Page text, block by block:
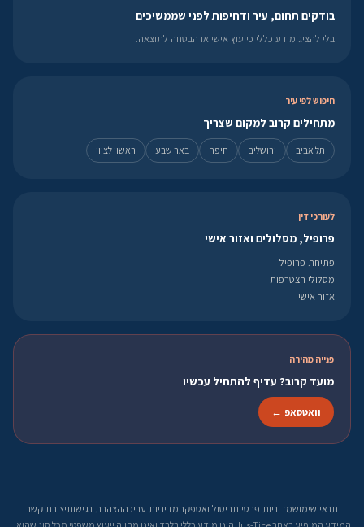
בודקים תחום, עיר ודחיפות לפני שממשיכים
בלי להציג מידע כללי כייעוץ אישי או הבטחה לתוצאה.
חיפוש לפי עיר
מתחילים קרוב למקום שצריך
תל אביב ירושלים חיפה באר שבע ראשון לציון
לעורכי דין
פרופיל, מסלולים ואזור אישי
פתיחת פרופיל
מסלולי הצטרפות
אזור אישי
פנייה מהירה
מועד קרוב? עדיף להתחיל עכשיו
וואטסאפ ←
תנאי שימושמדיניות פרטיותביטול ואספקהמדיניות עריכההצהרת נגישותיצירת קשר